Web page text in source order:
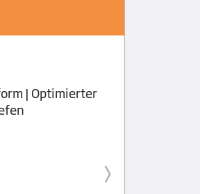
| Optimierter